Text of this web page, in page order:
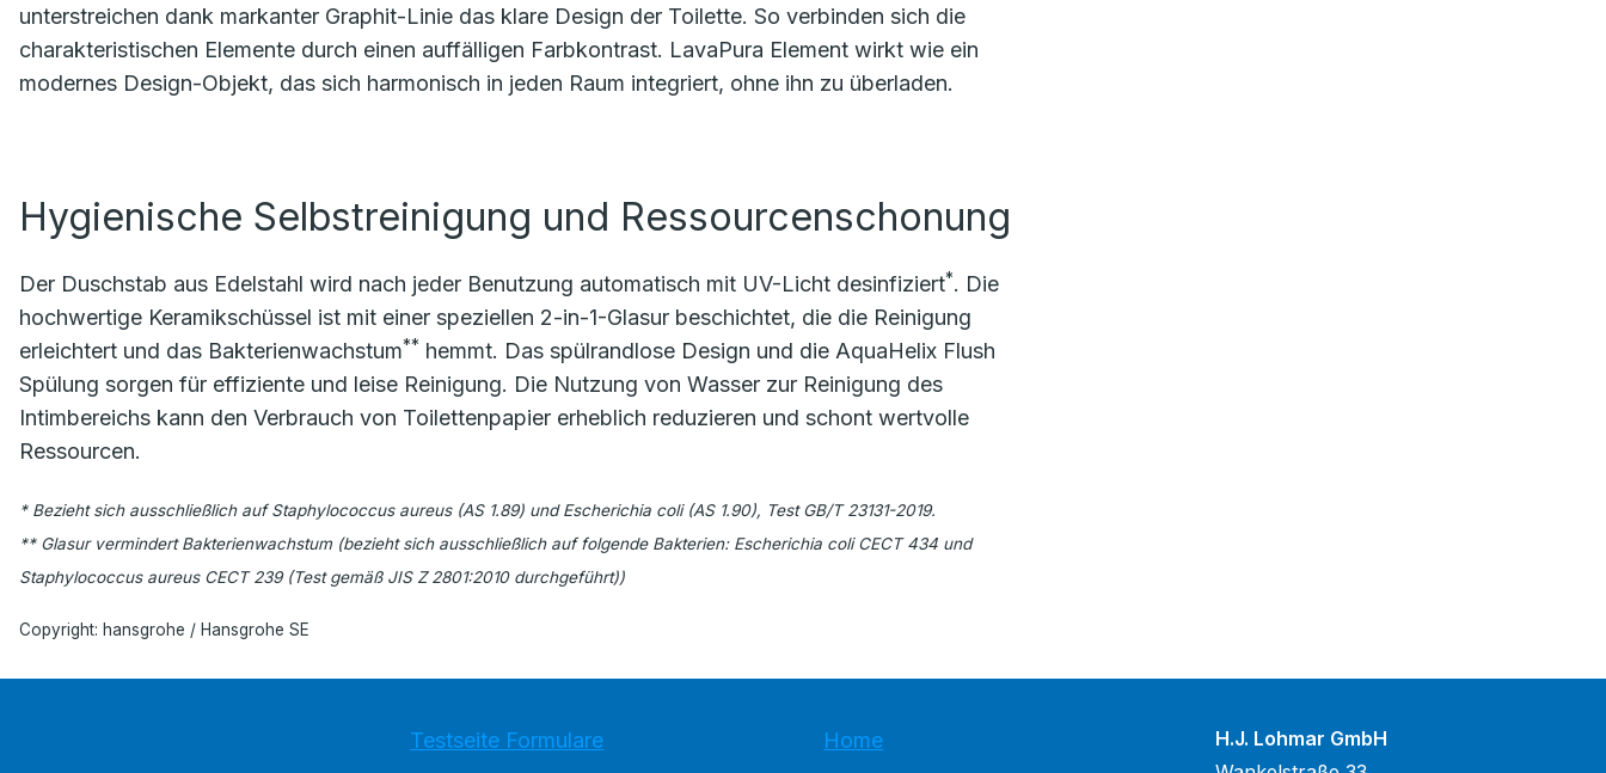
unterstreichen dank markanter Graphit-Linie das klare Design der Toilette. So verbinden sich die
charakteristischen Elemente durch einen auffälligen Farbkontrast. LavaPura Element wirkt wie ein
modernes Design-Objekt, das sich harmonisch in jeden Raum integriert, ohne ihn zu überladen.
Hygienische Selbstreinigung und Ressourcenschonung
Der Duschstab aus Edelstahl wird nach jeder Benutzung automatisch mit UV-Licht desinfiziert*. Die
hochwertige Keramikschüssel ist mit einer speziellen 2-in-1-Glasur beschichtet, die die Reinigung
erleichtert und das Bakterienwachstum** hemmt. Das spülrandlose Design und die AquaHelix Flush
Spülung sorgen für effiziente und leise Reinigung. Die Nutzung von Wasser zur Reinigung des
Intimbereichs kann den Verbrauch von Toilettenpapier erheblich reduzieren und schont wertvolle
Ressourcen.
* Bezieht sich ausschließlich auf Staphylococcus aureus (AS 1.89) und Escherichia coli (AS 1.90), Test GB/T 23131-2019.
** Glasur vermindert Bakterienwachstum (bezieht sich ausschließlich auf folgende Bakterien: Escherichia coli CECT 434 und
Staphylococcus aureus CECT 239 (Test gemäß JIS Z 2801:2010 durchgeführt))
Copyright: hansgrohe / Hansgrohe SE
Testseite Formulare
Home
H.J. Lohmar GmbH